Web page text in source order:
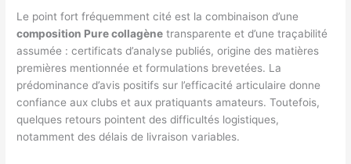
Le point fort fréquemment cité est la combinaison d’une
composition Pure collagène transparente et d’une traçabilité
assumée : certificats d’analyse publiés, origine des matières
premières mentionnée et formulations brevetées. La
prédominance d’avis positifs sur l’efficacité articulaire donne
confiance aux clubs et aux pratiquants amateurs. Toutefois,
quelques retours pointent des difficultés logistiques,
notamment des délais de livraison variables.